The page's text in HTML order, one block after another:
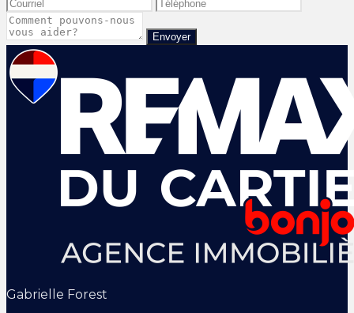
Envoyer
Gabrielle Forest